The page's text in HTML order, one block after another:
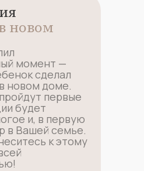
новом
момент —
сделал
новом доме.
первые
будет
и, в первую
в Вашей семье.
к этому